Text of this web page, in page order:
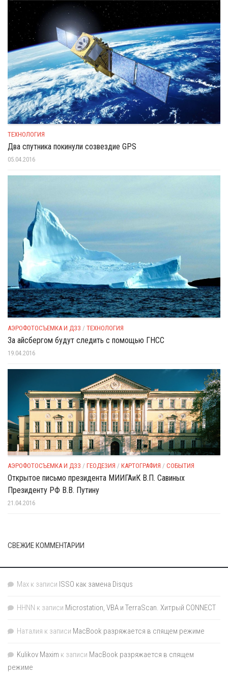
ТЕХНОЛОГИЯ
Два спутника покинули созвездие GPS
05.04.2016
АЭРОФОТОСЪЕМКА И ДЗЗ / ТЕХНОЛОГИЯ
За айсбергом будут следить с помощью ГНСС
19.04.2016
АЭРОФОТОСЪЕМКА И ДЗЗ / ГЕОДЕЗИЯ / КАРТОГРАФИЯ / СОБЫТИЯ
Открытое письмо президента МИИГАиК В.П. Савиных
Президенту РФ В.В. Путину
21.04.2016
СВЕЖИЕ КОММЕНТАРИИ
Max к записи ISSO как замена Disqus
HHNN к записи Microstation, VBA и TerraScan. Хитрый CONNECT
Наталия к записи MacBook разряжается в спящем режиме
Kulikov Maxim к записи MacBook разряжается в спящем
режиме